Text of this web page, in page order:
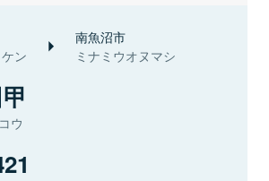
ン
南魚沼市
ミナミウオヌマシ
ウ